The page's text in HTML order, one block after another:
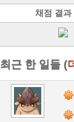
채점 결과
최근 한 일들 (